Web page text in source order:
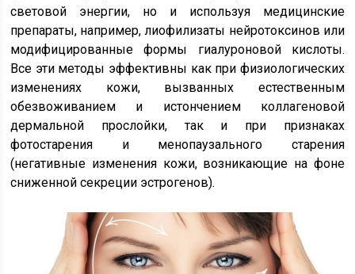
световой энергии, но и используя медицинские
препараты, например, лиофилизаты нейротоксинов или
модифицированные формы гиалуроновой кислоты.
Все эти методы эффективны как при физиологических
изменениях кожи, вызванных естественным
обезвоживанием и истончением коллагеновой
дермальной прослойки, так и при признаках
фотостарения и менопаузального старения
(негативные изменения кожи, возникающие на фоне
сниженной секреции эстрогенов).